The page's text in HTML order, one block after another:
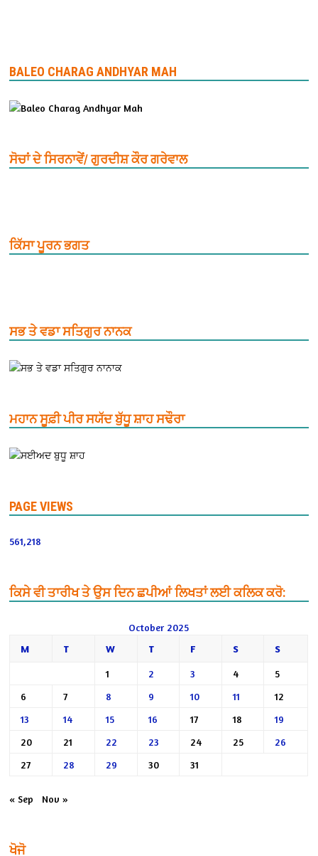
BALEO CHARAG ANDHYAR MAH
ਸੋਚਾਂ ਦੇ ਸਿਰਨਾਵੇਂ/ ਗੁਰਦੀਸ਼ ਕੌਰ ਗਰੇਵਾਲ
ਕਿੱਸਾ ਪੂਰਨ ਭਗਤ
ਸਭ ਤੇ ਵਡਾ ਸਤਿਗੁਰ ਨਾਨਕ
ਮਹਾਨ ਸੂਫ਼ੀ ਪੀਰ ਸਯੱਦ ਬੁੱਧੂ ਸ਼ਾਹ ਸਢੌਰਾ
PAGE VIEWS
561,218
ਕਿਸੇ ਵੀ ਤਾਰੀਖ ਤੇ ਉਸ ਦਿਨ ਛਪੀਆਂ ਲਿਖਤਾਂ ਲਈ ਕਲਿਕ ਕਰੋ:
October 2025
M
T W T F S S
1 2 3 4
5
6
7 8 9 10 11
12
13
14 15 16 17 18
19
20
21 22 23 24 25
26
27
28 29 30 31
« Sep Nov »
ਖੋਜੋ